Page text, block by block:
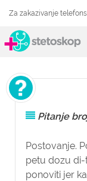
Za zakazivanje
Pitanje
Postovanje.
petu dozu di-
ponoviti jer